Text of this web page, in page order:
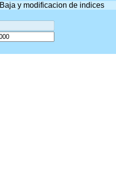
Baja y modificacion de indices